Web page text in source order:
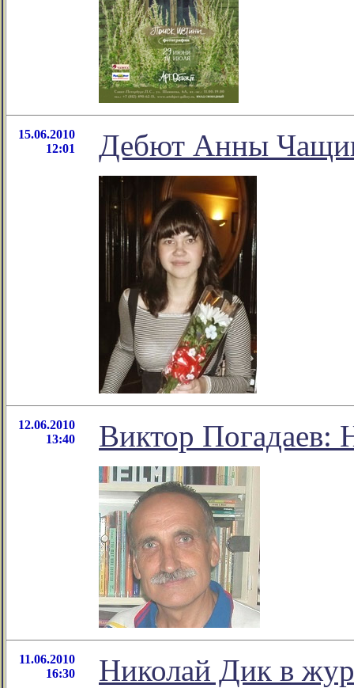
15.06.2010
12:01
Дебют Анны
12.06.2010
13:40
Виктор Погадаев:
11.06.2010
16:30
Николай Дик в